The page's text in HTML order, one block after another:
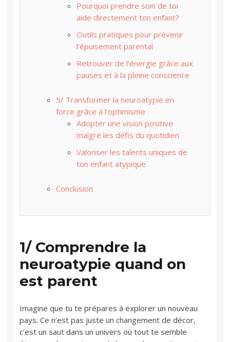
Pourquoi prendre soin de toi
aide directement ton enfant?
Outils pratiques pour prévenir
l’épuisement parental
Retrouver de l’énergie grâce aux
pauses et à la pleine conscience
5/ Transformer la neuroatypie en
force grâce à l’optimisme
Adopter une vision positive
malgré les défis du quotidien
Valoriser les talents uniques de
ton enfant atypique
Conclusion
1/ Comprendre la
neuroatypie quand on
est parent
Imagine que tu te prépares à explorer un nouveau
pays. Ce n’est pas juste un changement de décor,
c’est un saut dans un univers où tout te semble